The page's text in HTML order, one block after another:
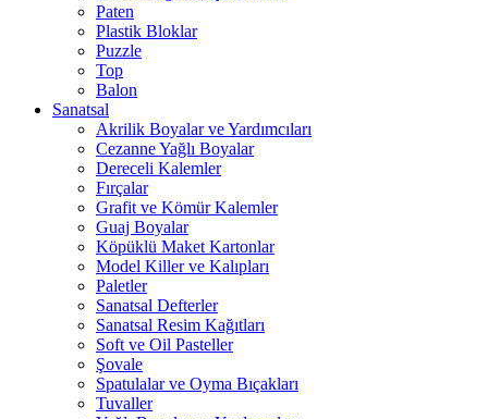
Paten
Plastik Bloklar
Puzzle
Top
Balon
Sanatsal
Akrilik Boyalar ve Yardımcıları
Cezanne Yağlı Boyalar
Dereceli Kalemler
Fırçalar
Grafit ve Kömür Kalemler
Guaj Boyalar
Köpüklü Maket Kartonlar
Model Killer ve Kalıpları
Paletler
Sanatsal Defterler
Sanatsal Resim Kağıtları
Soft ve Oil Pasteller
Şovale
Spatulalar ve Oyma Bıçakları
Tuvaller